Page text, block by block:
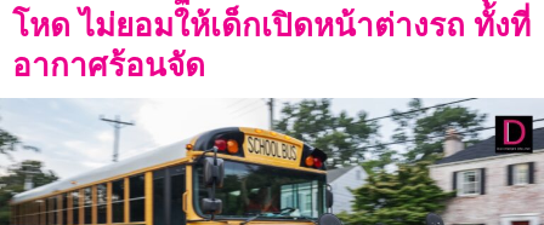
โหด ไม่ยอมให้เด็กเปิดหน้าต่างรถ ทั้งที่
อากาศร้อนจัด